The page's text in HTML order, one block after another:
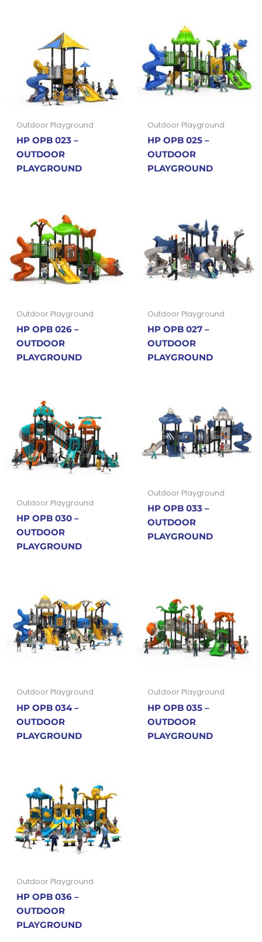
Outdoor Playground
HP OPB 023 –
OUTDOOR
PLAYGROUND
Outdoor Playground
HP OPB 025 –
OUTDOOR
PLAYGROUND
Outdoor Playground
HP OPB 026 –
OUTDOOR
PLAYGROUND
Outdoor Playground
HP OPB 027 –
OUTDOOR
PLAYGROUND
Outdoor Playground
HP OPB 030 –
OUTDOOR
PLAYGROUND
Outdoor Playground
HP OPB 033 –
OUTDOOR
PLAYGROUND
Outdoor Playground
HP OPB 034 –
OUTDOOR
PLAYGROUND
Outdoor Playground
HP OPB 035 –
OUTDOOR
PLAYGROUND
Outdoor Playground
HP OPB 036 –
OUTDOOR
PLAYGROUND